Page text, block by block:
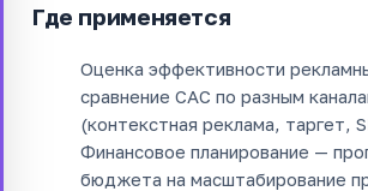
Где применяется
Оценка эффективности
сравнение CAC по разным
(контекстная реклама, таргет,
Финансовое планирование —
бюджета на масштабирование